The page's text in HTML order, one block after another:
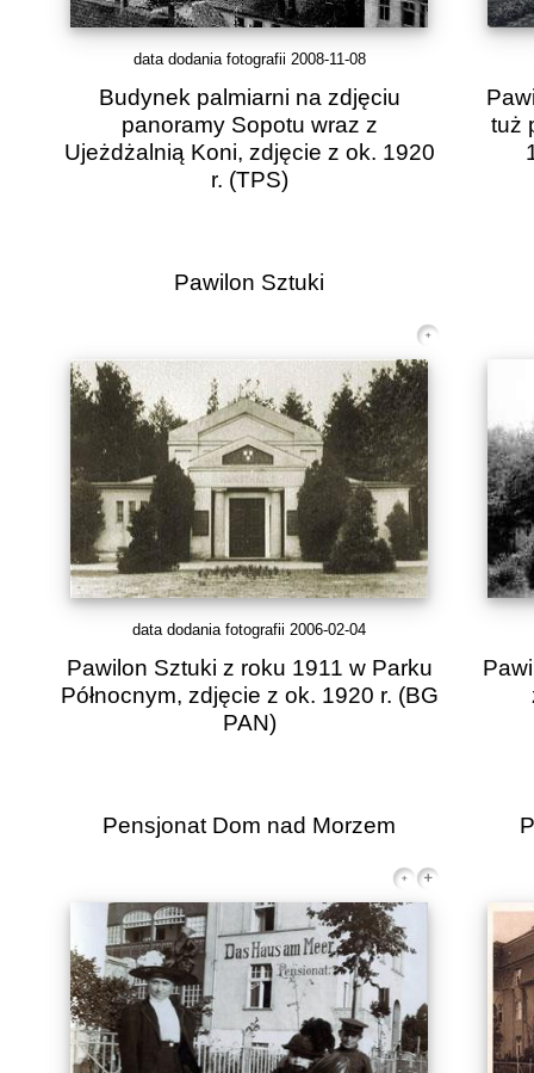
data dodania fotografii 2008-11-08
Budynek palmiarni na zdjęciu
panoramy Sopotu wraz z
Ujeżdżalnią Koni, zdjęcie z ok. 1920
r. (TPS)
tuż
Pawilon Sztuki
data dodania fotografii 2006-02-04
Pawilon Sztuki z roku 1911 w Parku
Północnym, zdjęcie z ok. 1920 r. (BG
PAN)
Pensjonat Dom nad Morzem